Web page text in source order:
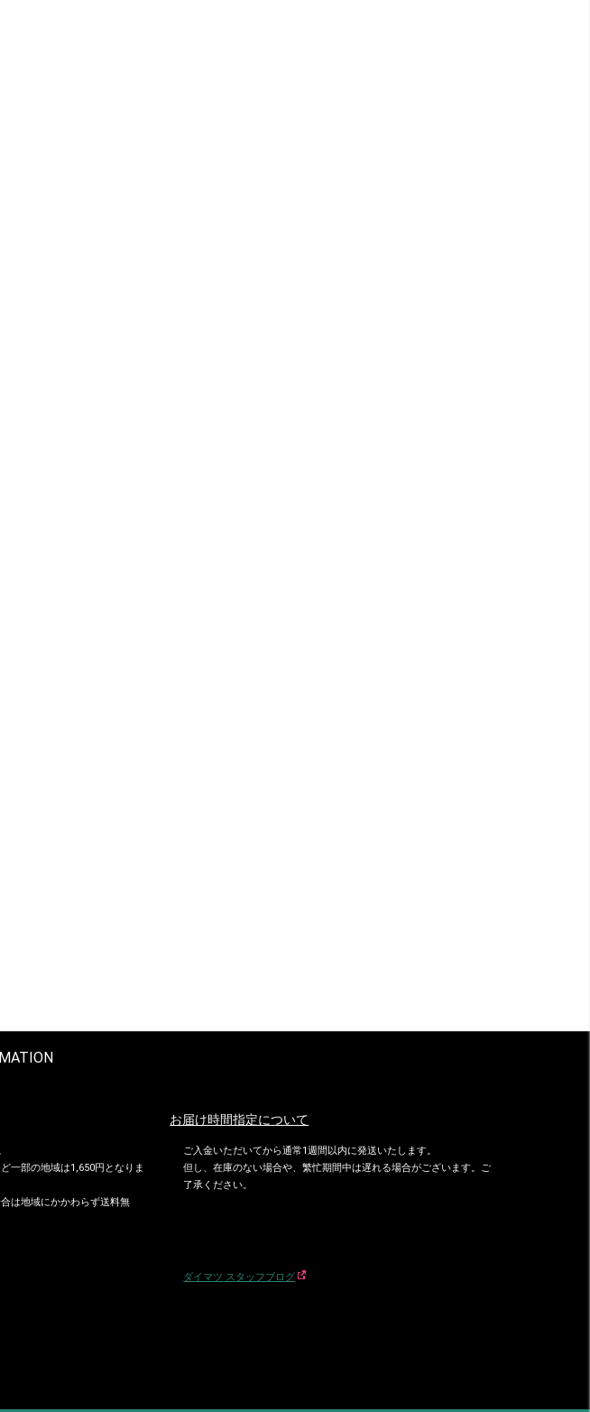
一部の地域は1,650円となりま
は地域にかかわらず送料無
お届け時間指定について
ご入金いただいてから通常1週間以内に発送いたします。
但し、在庫のない場合や、繁忙期間中は遅れる場合がございます。ご
了承ください。
ダイマツ スタッフブログ